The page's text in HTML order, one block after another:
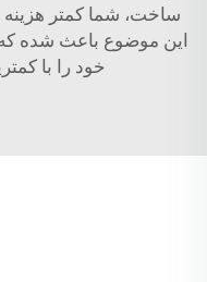
ساخت، شما کمتر هزینه
این موضوع باعث شده که
خود را با